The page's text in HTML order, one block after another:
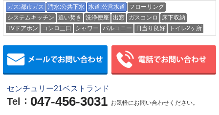
ガス:都市ガス 汚水:公共下水 水道:公営水道
フローリング
システムキッチン
追い焚き 洗浄便座 出窓 ガスコンロ
床下収納
TVドアホン
コンロ三口 シャワー バルコニー 日当り良好 トイレ2ヶ所
メールでお問い合わせ
センチュリー21ベストランド
Tel ： 047-456-3031 お気軽にお問い合わせください。